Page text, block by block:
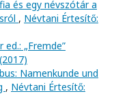
és egy névszótár a
, Névtani Értesítő:
„Fremde”
Namenkunde und
, Névtani Értesítő: